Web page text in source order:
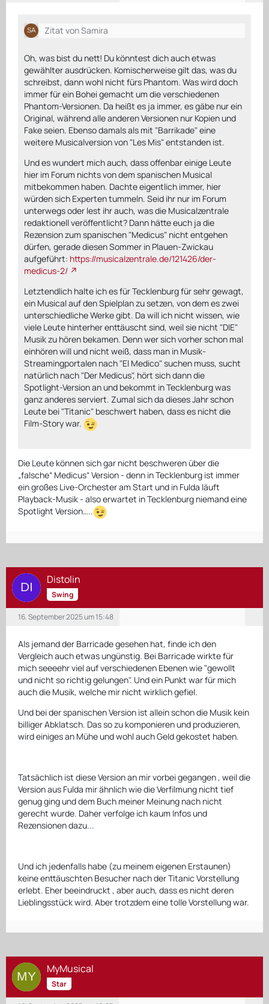
Zitat von Samira
Oh, was bist du nett! Du könntest dich auch etwas
gewählter ausdrücken. Komischerweise gilt das, was du
schreibst, dann wohl nicht fürs Phantom. Was wird doch
immer für ein Bohei gemacht um die verschiedenen
Phantom-Versionen. Da heißt es ja immer, es gäbe nur ein
Original, während alle anderen Versionen nur Kopien und
Fake seien. Ebenso damals als mit "Barrikade" eine
weitere Musicalversion von "Les Mis" entstanden ist.
Und es wundert mich auch, dass offenbar einige Leute
hier im Forum nichts von dem spanischen Musical
mitbekommen haben. Dachte eigentlich immer, hier
würden sich Experten tummeln. Seid ihr nur im Forum
unterwegs oder lest ihr auch, was die Musicalzentrale
redaktionell veröffentlicht? Dann hätte euch ja die
Rezension zum spanischen "Medicus" nicht entgehen
dürfen, gerade diesen Sommer in Plauen-Zwickau
aufgeführt: https://musicalzentrale.de/121426/der-
medicus-2/
Letztendlich halte ich es für Tecklenburg für sehr gewagt,
ein Musical auf den Spielplan zu setzen, von dem es zwei
unterschiedliche Werke gibt. Da will ich nicht wissen, wie
viele Leute hinterher enttäuscht sind, weil sie nicht "DIE"
Musik zu hören bekamen. Denn wer sich vorher schon mal
einhören will und nicht weiß, dass man in Musik-
Streamingportalen nach "El Medico" suchen muss, sucht
natürlich nach "Der Medicus", hört sich dann die
Spotlight-Version an und bekommt in Tecklenburg was
ganz anderes serviert. Zumal sich da dieses Jahr schon
Leute bei "Titanic" beschwert haben, dass es nicht die
Film-Story war.
Die Leute können sich gar nicht beschweren über die
„falsche“ Medicus“ Version - denn in Tecklenburg ist immer
ein großes Live-Orchester am Start und in Fulda läuft
Playback-Musik - also erwartet in Tecklenburg niemand eine
Spotlight Version…..
Distolin
Swing
16. September 2025 um 15:48
Als jemand der Barricade gesehen hat, finde ich den
Vergleich auch etwas ungünstig. Bei Barricade wirkte für
mich seeeehr viel auf verschiedenen Ebenen wie "gewollt
und nicht so richtig gelungen". Und ein Punkt war für mich
auch die Musik, welche mir nicht wirklich gefiel.
Und bei der spanischen Version ist allein schon die Musik kein
billiger Abklatsch. Das so zu komponieren und produzieren,
wird einiges an Mühe und wohl auch Geld gekostet haben.
Tatsächlich ist diese Version an mir vorbei gegangen , weil die
Version aus Fulda mir ähnlich wie die Verfilmung nicht tief
genug ging und dem Buch meiner Meinung nach nicht
gerecht wurde. Daher verfolge ich kaum Infos und
Rezensionen dazu...
Und ich jedenfalls habe (zu meinem eigenen Erstaunen)
keine enttäuschten Besucher nach der Titanic Vorstellung
erlebt. Eher beeindruckt , aber auch, dass es nicht deren
Lieblingsstück wird. Aber trotzdem eine tolle Vorstellung war.
MyMusical
Star